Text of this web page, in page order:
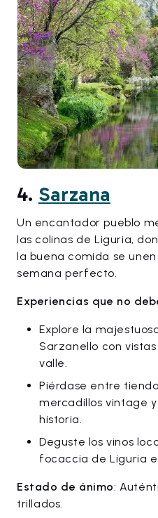
4. Sarzana
Un encantador pueblo
las colinas de Liguria,
la buena comida se
semana perfecto.
Experiencias que no
Explore la
Sarzanello con
valle.
Piérdase entre
mercadillos vintage
historia.
Deguste los vinos
focaccia de Liguria
Estado de ánimo:
trillados.